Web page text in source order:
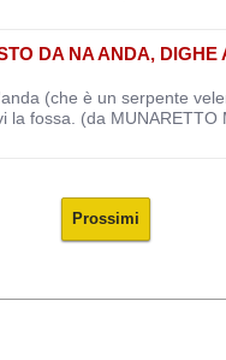
DA NA ANDA, DIGHE
(che è un serpente
la fossa. (da MUNARETTO
Prossimi